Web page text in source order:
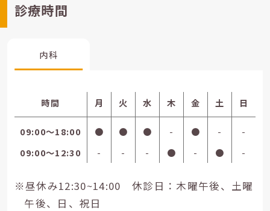
診療時間
内科
時間 月 火 水 木 金 土 日
09:00〜18:00 ● ● ● - ● -
-
09:00〜12:30
- - - ● - ● -
※昼休み12:30~14:00 休診日：木曜午後、土曜
午後、日、祝日